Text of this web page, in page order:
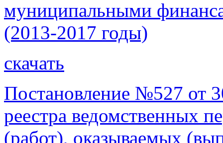
муниципальными
(2013-2017 годы)
скачать
Постановление №527 от
реестра ведомственных
(работ), оказываемых